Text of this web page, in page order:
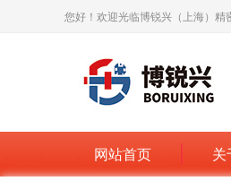
您好！欢迎光临博锐兴（上海）精
网站首页 关